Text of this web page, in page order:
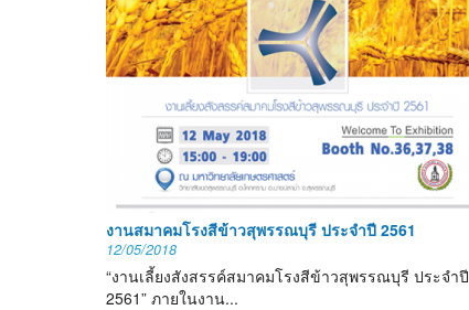
งานสมาคมโรงสีข้าวสุพรรณบุรี ประจำปี 2561
12/05/2018
“งานเลี้ยงสังสรรค์สมาคมโรงสีข้าวสุพรรณบุรี ประจำปี
2561” ภายในงาน...